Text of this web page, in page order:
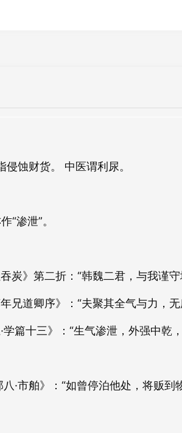
侵蚀财货。 中医谓利尿。
“渗泄”。
炭》第二折：“韩魏二君，与我谨
兄道卿序》：“夫聚其全气与力，
学篇十三》：“生气渗泄，外强中乾
八·市舶》：“如曾停泊他处，将贩